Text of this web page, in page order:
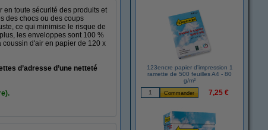
en toute sécurité des produits et
des chocs ou des coups
ce qui minimise le risque de
les enveloppes sont 100 %
d'air en papier de 120 x
d’adresse d’une netteté
123encre papier d'impression 1
ramette de 500 feuilles A4 - 80
g/m²
7,25 €